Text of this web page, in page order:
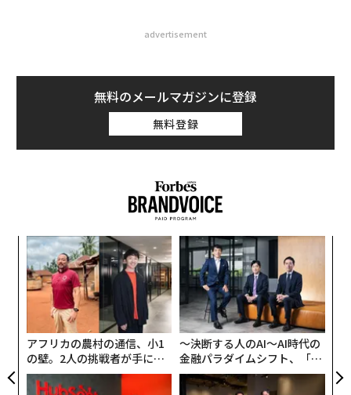
advertisement
無料のメールマガジンに登録
無料登録
アフリカの農村の通信、小1
の壁。2人の挑戦者が手にし
た「次なる武器」
〜決断する人のAI〜AI時代の
金融パラダイムシフト、「超
個別化」の核心 【MUFG×ウ
ェルスナビ×PwC】